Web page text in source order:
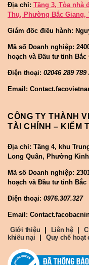
Địa chỉ: Tầng 3, Tòa nhà
Thụ, Phường Bắc Giang,
Giám đốc điều hành:
Mã số Doanh nghiệp:
hoạch và Đầu tư tỉnh Bắc
Điện thoại: 02046 289 789
Email:
CÔNG TY THÀNH
TÀI CHÍNH – KIỂM
Địa chỉ: Tầng 4, khu
Long Quân, Phường
Mã số Doanh nghiệp:
hoạch và Đầu tư tỉnh Bắc
Điện thoại: 0976.307.327
Email:
Giới thiệu
Liên hệ
khiếu nại
Quy chế hoạt